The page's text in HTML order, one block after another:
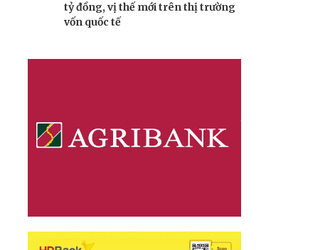
tỷ đồng, vị thế mới trên thị trường
vốn quốc tế